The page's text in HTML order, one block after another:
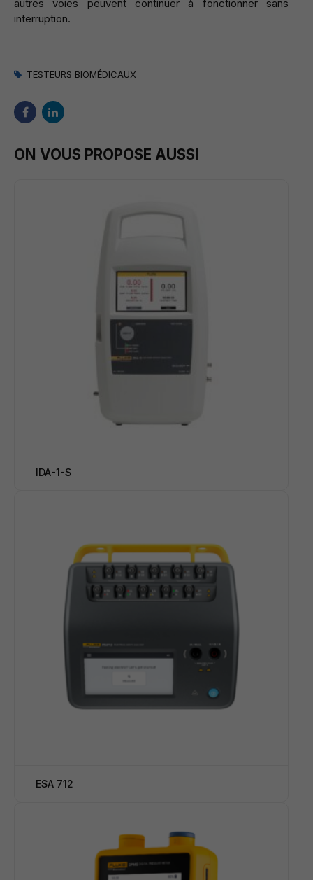
autres voies peuvent continuer à fonctionner sans
interruption.
TESTEURS BIOMÉDICAUX
ON VOUS PROPOSE AUSSI
IDA-1-S
ESA 712